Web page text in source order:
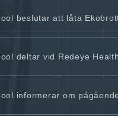
beslutar att låta
deltar vid Redeye
informerar om